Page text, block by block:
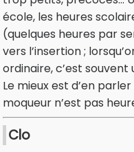
école, les heures
(quelques heures par
vers l’insertion ;
ordinaire, c’est
Le mieux est d’en
moqueur n’est pas
Clo